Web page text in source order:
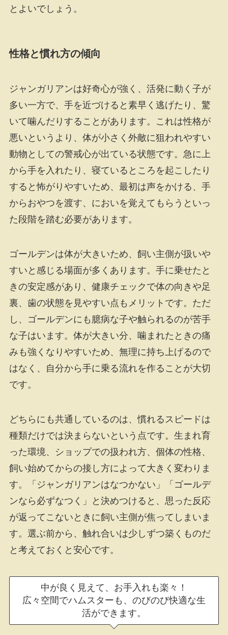
とよいでしょう。
性格と慣れ方の傾向
ジャンガリアンは好奇心が強く、活発に動く子が
多い一方で、手を近づけると素早く逃げたり、驚
いて噛んだりすることがあります。これは性格が
悪いというより、体が小さく外敵に狙われやすい
動物としての警戒心が出ている状態です。急に上
から手を入れたり、寝ているところを起こしたり
すると怖がりやすいため、最初は声をかける、手
からおやつを渡す、においを覚えてもらうといっ
た段階を踏む必要があります。
ゴールデンは体が大きいため、飼い主側が扱いや
すいと感じる場面が多くあります。手に乗せたと
きの安定感があり、健康チェックで体の向きや足
裏、歯の状態を見やすい点もメリットです。ただ
し、ゴールデンにも臆病な子や触られるのが苦手
な子はいます。体が大きい分、噛まれたときの痛
みも強くなりやすいため、無理に持ち上げるので
はなく、自分から手に乗る流れを作ることが大切
です。
どちらにも共通しているのは、慣れるスピードは
種類だけでは決まらないという点です。生まれ育
った環境、ショップでの扱われ方、個体の性格、
飼い始めてからの接し方によって大きく変わりま
す。「ジャンガリアンはなつかない」「ゴールデ
ンなら必ずなつく」と決めつけると、思った反応
が返ってこないときに飼い主側が焦ってしまいま
す。選ぶ前から、触れ合いは少しずつ築くものだ
と考えておくと安心です。
中が良く見えて、お手入れも楽々！
広々空間でハムスターも、のびのび快適な生
活ができます。